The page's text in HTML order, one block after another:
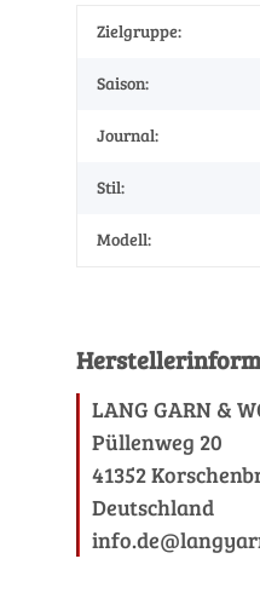
Zielgruppe:
Saison:
Journal:
Stil:
Modell:
LANG GARN &
Püllenweg 20
41352
Deutschland